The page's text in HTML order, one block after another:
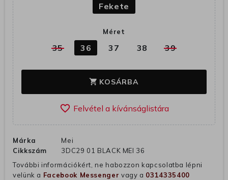
Fekete
Méret
35 36 37 38 39
shopping_cart KOSÁRBA
favorite_border
Márka
Mei
Cikkszám
3DC29 01 BLACK MEI 36
További információkért, ne habozzon kapcsolatba lépni
velünk a Facebook Messenger vagy a 0314335400